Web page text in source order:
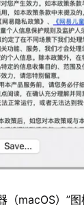
macOS）”图